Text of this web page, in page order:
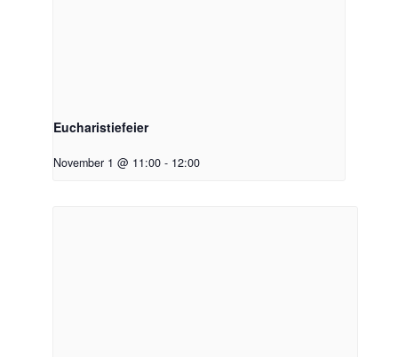
Eucharistiefeier
November 1 @ 11:00 - 12:00